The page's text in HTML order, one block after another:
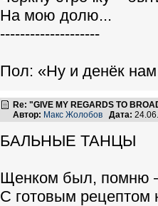
На мою долю...
--------------------
Пол: «Ну и денёк нам
Re: "GIVE MY REGARDS TO
Автор: Макс Жолобов Дата:
БАЛЬНЫЕ ТАНЦЫ
Щенком был, помню
С готовым рецептом